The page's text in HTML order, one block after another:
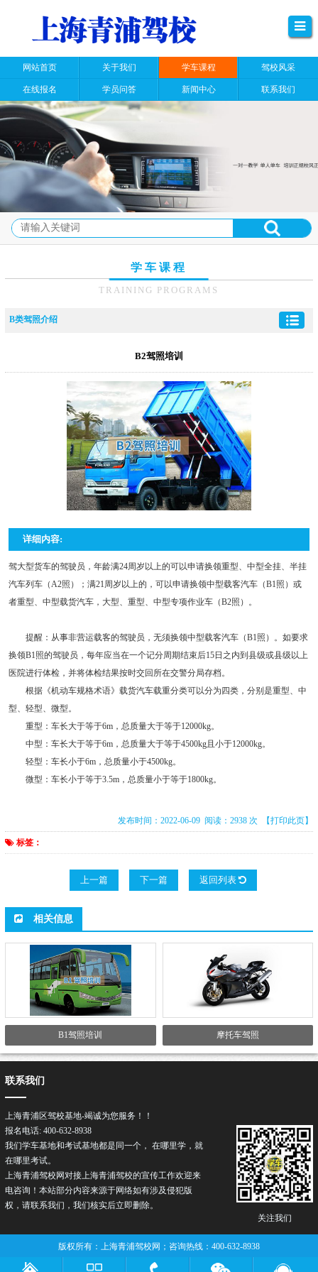
网站首页 关于我们 学车课程 驾校风采
在线报名 学员问答 新闻中心 联系我们
学车课程
TRAINING PROGRAMS
B类驾照介绍
B2驾照培训
详细内容:
驾大型货车的驾驶员，年龄满24周岁以上的可以申请换领重型、中型全挂、半挂
汽车列车（A2照）；满21周岁以上的，可以申请换领中型载客汽车（B1照）或
者重型、中型载货汽车，大型、重型、中型专项作业车（B2照）。
提醒：从事非营运载客的驾驶员，无须换领中型载客汽车（B1照）。如要求
换领B1照的驾驶员，每年应当在一个记分周期结束后15日之内到县级或县级以上
医院进行体检，并将体检结果按时交回所在交警分局存档。
根据《机动车规格术语》载货汽车载重分类可以分为四类，分别是重型、中
型、轻型、微型。
重型：车长大于等于6m，总质量大于等于12000kg。
中型：车长大于等于6m，总质量大于等于4500kg且小于12000kg。
轻型：车长小于6m，总质量小于4500kg。
微型：车长小于等于3.5m，总质量小于等于1800kg。
发布时间：2022-06-09 阅读：2938 次 【打印此页】
标签：
上一篇 下一篇 返回列表
相关信息
B1驾照培训 摩托车驾照
关注我们
联系我们
上海青浦区驾校基地-竭诚为您服务！！
报名电话: 400-632-8938
我们学车基地和考试基地都是同一个， 在哪里学，就
在哪里考试。
上海青浦驾校网对接上海青浦驾校的宣传工作欢迎来
电咨询！本站部分内容来源于网络如有涉及侵犯版
权，请联系我们，我们核实后立即删除。
版权所有：上海青浦驾校网；咨询热线：400-632-8938